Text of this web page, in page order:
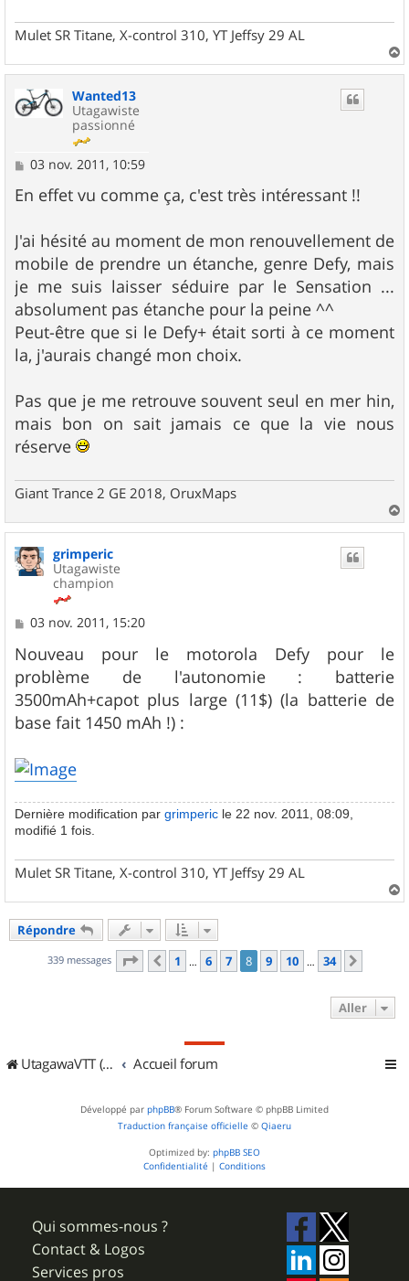
Mulet SR Titane, X-control 310, YT Jeffsy 29 AL
a
Wanted13
Utagawiste
passionné
M
s
s
g
e
03 nov. 2011, 10:59
En effet vu comme ça, c'est très intéressant !!
J'ai hésité au moment de mon renouvellement de
mobile de prendre un étanche, genre Defy, mais
je me suis laisser séduire par le Sensation ...
absolument pas étanche pour la peine ^^
Peut-être que si le Defy+ était sorti à ce moment
la, j'aurais changé mon choix.
Pas que je me retrouve souvent seul en mer hin,
mais bon on sait jamais ce que la vie nous
réserve
Giant Trance 2 GE 2018, OruxMaps
a
grimperic
Utagawiste
champion
M
s
s
a
g
e
03 nov. 2011, 15:20
Nouveau pour le motorola Defy pour le
problème de l'autonomie : batterie
3500mAh+capot plus large (11$) (la batterie de
base fait 1450 mAh !) :
Dernière modification par grimperic le 22 nov. 2011, 08:09,
modifié 1 fois.
Mulet SR Titane, X-control 310, YT Jeffsy 29 AL
a
Répondre
339 messages Page 8sur 34
Précédent
1 … 6 7 8 9 10 … 34
Aller
UtagawaVTT (Randos VTT et VTTAE avec traces GPS) Accueil forum
Développé par phpBB® Forum Software © phpBB Limited
Traduction française officielle © Qiaeru
Optimized by: phpBB SEO
Confidentialité | Conditions
Qui sommes-nous ?
Contact & Logos
Services pros